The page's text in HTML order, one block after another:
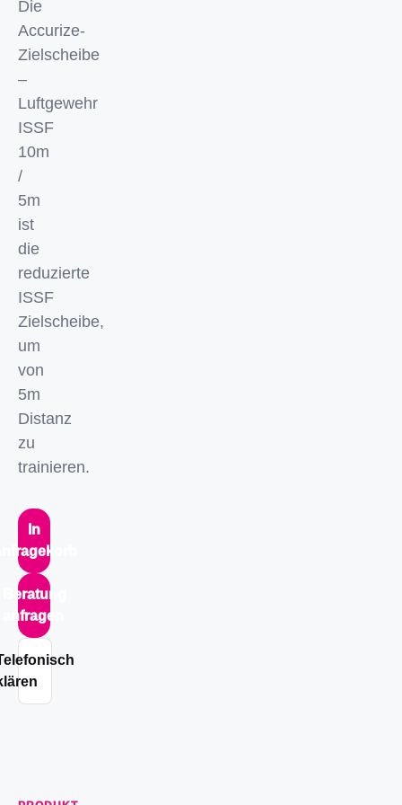
Die
Accurize-
Zielscheibe
–
Luftgewehr
ISSF
10m
/
5m
ist
die
reduzierte
ISSF
Zielscheibe,
um
von
5m
Distanz
zu
trainieren.
In
Beratung
anfragen